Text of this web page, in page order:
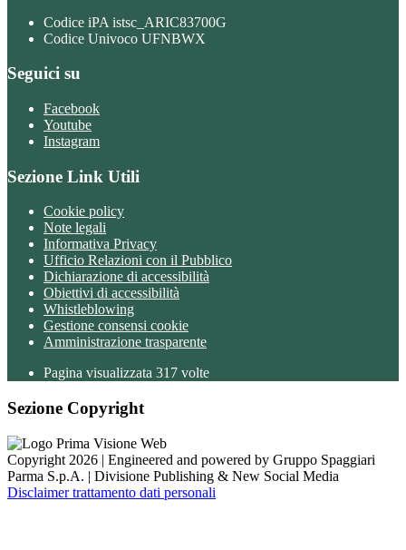
Codice iPA istsc_ARIC83700G
Codice Univoco UFNBWX
Seguici su
Facebook
Youtube
Instagram
Sezione Link Utili
Cookie policy
Note legali
Informativa Privacy
Ufficio Relazioni con il Pubblico
Dichiarazione di accessibilità
Obiettivi di accessibilità
Whistleblowing
Gestione consensi cookie
Amministrazione trasparente
Pagina visualizzata 317 volte
Sezione Copyright
Copyright 2026 | Engineered and powered by Gruppo Spaggiari
Parma S.p.A. | Divisione Publishing & New Social Media
Disclaimer trattamento dati personali